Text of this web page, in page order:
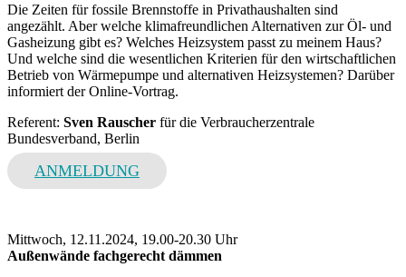
Die Zeiten für fossile Brennstoffe in Privathaushalten sind
angezählt. Aber welche klimafreundlichen Alternativen zur Öl- und
Gasheizung gibt es? Welches Heizsystem passt zu meinem Haus?
Und welche sind die wesentlichen Kriterien für den wirtschaftlichen
Betrieb von Wärmepumpe und alternativen Heizsystemen? Darüber
informiert der Online-Vortrag.
Referent: Sven Rauscher für die Verbraucherzentrale
Bundesverband, Berlin
ANMELDUNG
Mittwoch, 12.11.2024, 19.00-20.30 Uhr
Außenwände fachgerecht dämmen